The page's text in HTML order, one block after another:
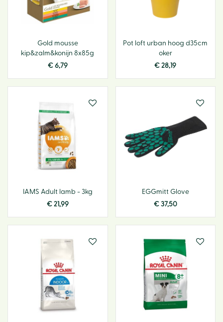
Gold mousse
kip&zalm&konijn 8x85g
€ 6,79
Pot loft urban hoog d35cm
oker
€ 28,19
IAMS Adult lamb - 3kg
€ 21,99
EGGmitt Glove
€ 37,50